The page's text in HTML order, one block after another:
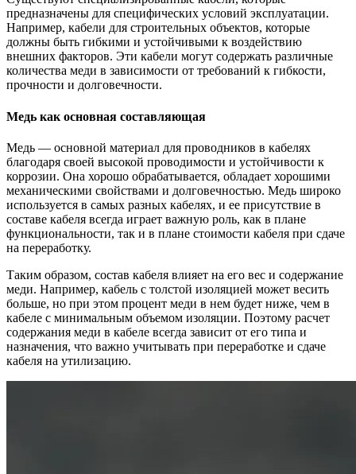
предназначены для специфических условий эксплуатации.
Например, кабели для строительных объектов, которые
должны быть гибкими и устойчивыми к воздействию
внешних факторов. Эти кабели могут содержать различные
количества меди в зависимости от требований к гибкости,
прочности и долговечности.
Медь как основная составляющая
Медь — основной материал для проводников в кабелях
благодаря своей высокой проводимости и устойчивости к
коррозии. Она хорошо обрабатывается, обладает хорошими
механическими свойствами и долговечностью. Медь широко
используется в самых разных кабелях, и ее присутствие в
составе кабеля всегда играет важную роль, как в плане
функциональности, так и в плане стоимости кабеля при сдаче
на переработку.
Таким образом, состав кабеля влияет на его вес и содержание
меди. Например, кабель с толстой изоляцией может весить
больше, но при этом процент меди в нем будет ниже, чем в
кабеле с минимальным объемом изоляции. Поэтому расчет
содержания меди в кабеле всегда зависит от его типа и
назначения, что важно учитывать при переработке и сдаче
кабеля на утилизацию.